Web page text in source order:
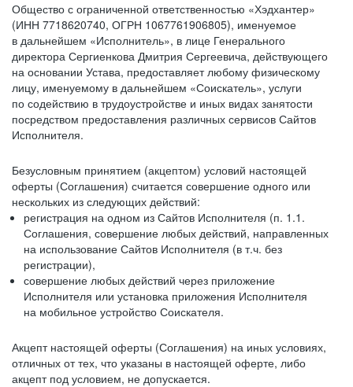
Общество с ограниченной ответственностью «Хэдхантер»
(ИНН 7718620740, ОГРН 1067761906805), именуемое
в дальнейшем «Исполнитель», в лице Генерального
директора Сергиенкова Дмитрия Сергеевича, действующего
на основании Устава, предоставляет любому физическому
лицу, именуемому в дальнейшем «Соискатель», услуги
по содействию в трудоустройстве и иных видах занятости
посредством предоставления различных сервисов Сайтов
Исполнителя.
Безусловным принятием (акцептом) условий настоящей
оферты (Соглашения) считается совершение одного или
нескольких из следующих действий:
регистрация на одном из Сайтов Исполнителя (п. 1.1.
Соглашения, совершение любых действий, направленных
на использование Сайтов Исполнителя (в т.ч. без
регистрации),
совершение любых действий через приложение
Исполнителя или установка приложения Исполнителя
на мобильное устройство Соискателя.
Акцепт настоящей оферты (Соглашения) на иных условиях,
отличных от тех, что указаны в настоящей оферте, либо
акцепт под условием, не допускается.